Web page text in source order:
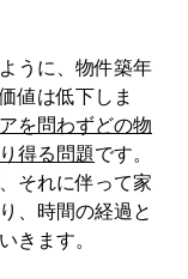
うに、物件築年
値は低下しま
を問わずどの物
得る問題です。
それに伴って家
、時間の経過と
きます。